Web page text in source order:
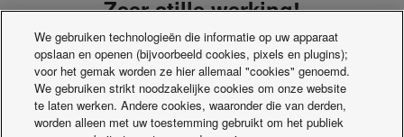
Zeer stille werking!
De volledige ECOi-W reeks is zeer stil.
Geluidsvermogen dB(A)
We gebruiken technologieën die informatie op uw apparaat
opslaan en openen (bijvoorbeeld cookies, pixels en plugins);
voor het gemak worden ze hier allemaal "cookies" genoemd.
We gebruiken strikt noodzakelijke cookies om onze website
te laten werken. Andere cookies, waaronder die van derden,
worden alleen met uw toestemming gebruikt om het publiek